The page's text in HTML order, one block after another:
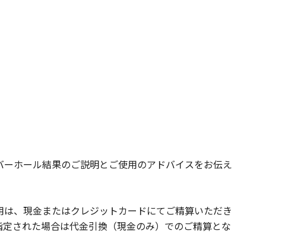
ホール結果のご説明とご使用のアドバイスをお伝え
、現金またはクレジットカードにてご精算いただき
された場合は代金引換（現金のみ）でのご精算とな